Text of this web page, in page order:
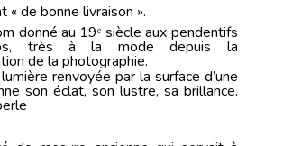
« de bonne livraison ».
donné au 19ᵉ siècle aux pendentifs
très à la mode depuis la
de la photographie.
renvoyée par la surface d’une
son éclat, son lustre, sa brillance.